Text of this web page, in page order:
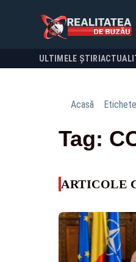
ULTIMELE ȘTIRI
Acasă Etichete
Tag:
ARTICOLE